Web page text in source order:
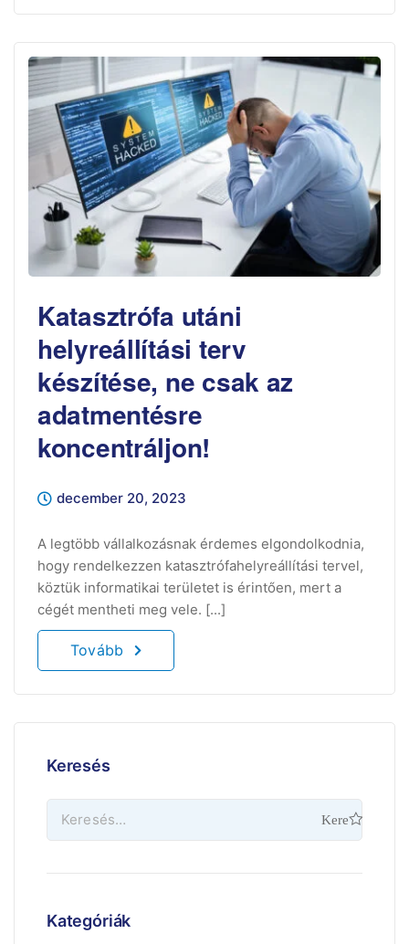
Katasztrófa utáni
helyreállítási terv
készítése, ne csak az
adatmentésre
koncentráljon!
december 20, 2023
A legtöbb vállalkozásnak érdemes elgondolkodnia,
hogy rendelkezzen katasztrófahelyreállítási tervel,
köztük informatikai területet is érintően, mert a
cégét mentheti meg vele. [...]
Tovább
Keresés
Kategóriák